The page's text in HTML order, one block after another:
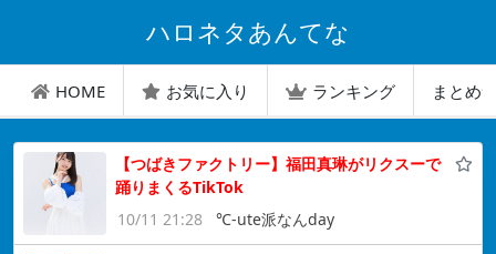
ハロネタあんてな
HOME お気に入り ランキング まとめ
【つばきファクトリー】福田真琳がリクスーで
踊りまくるTikTok
10/11 21:28
℃-ute派なんday